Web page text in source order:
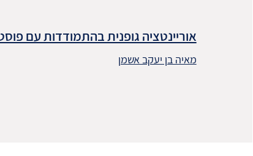
אוריינטציה גופנית בהתמודדות עם
מאיה בן יעקב אשמן